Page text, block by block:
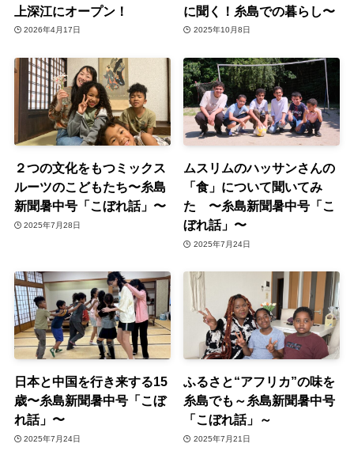
上深江にオープン！
2026年4月17日
に聞く！糸島での暮らし〜
2025年10月8日
２つの文化をもつミックス
ルーツのこどもたち〜糸島
新聞暑中号「こぼれ話」〜
2025年7月28日
ムスリムのハッサンさんの
「食」について聞いてみ
た 〜糸島新聞暑中号「こ
ぼれ話」〜
2025年7月24日
日本と中国を行き来する15
歳〜糸島新聞暑中号「こぼ
れ話」〜
2025年7月24日
ふるさと“アフリカ”の味を
糸島でも～糸島新聞暑中号
「こぼれ話」～
2025年7月21日